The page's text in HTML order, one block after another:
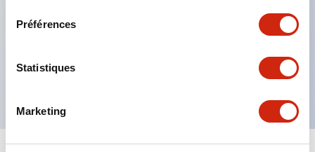
Préférences
Statistiques
Marketing
aux jets d’eau, IP65 (IEC 60529). (Le buzzer est
Produits certifiés UL, CSA et conformes aux
normes EN. (Sauf buzzer)